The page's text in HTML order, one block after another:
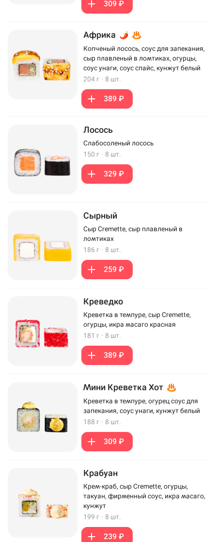
309 ₽
Африка
Копченый лосось, соус для запекания,
сыр плавленый в ломтиках, огурцы,
соус унаги, соус спайс, кунжут белый
204 г · 8 шт.
389 ₽
Лосось
Слабосоленый лосось
150 г · 8 шт.
329 ₽
Сырный
Сыр Cremette, сыр плавленый в
ломтиках
186 г · 8 шт.
259 ₽
Креведко
Креветка в темпуре, сыр Cremette,
огурцы, икра масаго красная
181 г · 8 шт.
389 ₽
Мини Креветка Хот
Креветка в темпуре, огурец соус для
запекания, соус унаги, кунжут белый
188 г · 8 шт.
309 ₽
Крабуан
Крем-краб, сыр Cremette, огурцы,
такуан, фирменный соус, икра масаго,
кунжут
199 г · 8 шт.
239 ₽